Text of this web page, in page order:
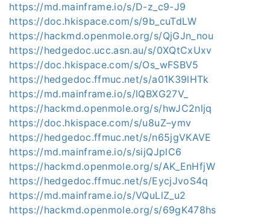
https://md.mainframe.io/s/D-z_c9-J9
https://doc.hkispace.com/s/9b_cuTdLW
https://hackmd.openmole.org/s/QjGJn_nou
https://hedgedoc.ucc.asn.au/s/0XQtCxUxv
https://doc.hkispace.com/s/Os_wFSBV5
https://hedgedoc.ffmuc.net/s/a01K39lHTk
https://md.mainframe.io/s/lQBXG27V_
https://hackmd.openmole.org/s/hwJC2nljq
https://doc.hkispace.com/s/u8uZ–ymv
https://hedgedoc.ffmuc.net/s/n65jgVKAVE
https://md.mainframe.io/s/sijQJplC6
https://hackmd.openmole.org/s/AK_EnHfjW
https://hedgedoc.ffmuc.net/s/EycjJvoS4q
https://md.mainframe.io/s/VQuLlZ_u2
https://hackmd.openmole.org/s/69gK478hs